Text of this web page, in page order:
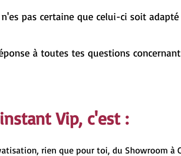
pas certaine que celui-ci soit
à toutes tes questions
Vip, c'est :
rien que pour toi, du Showroom à